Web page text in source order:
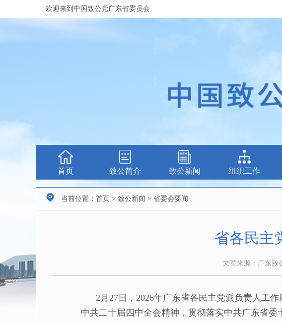
欢迎来到中国致公党广东省委员会
首页 致公简介 致公新闻 组织工作
当前位置：首页 > 致公新闻 > 省委会要闻
省各民主
文章来源：广东致
2月27日，2026年广东省各民主党派负责人工作
中共二十届四中全会精神，贯彻落实中共广东省